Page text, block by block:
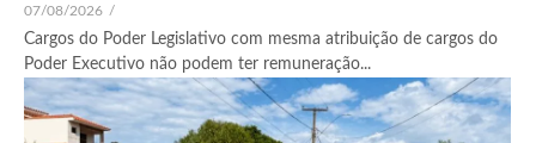
07/08/2026 /
Cargos do Poder Legislativo com mesma atribuição de cargos do
Poder Executivo não podem ter remuneração...